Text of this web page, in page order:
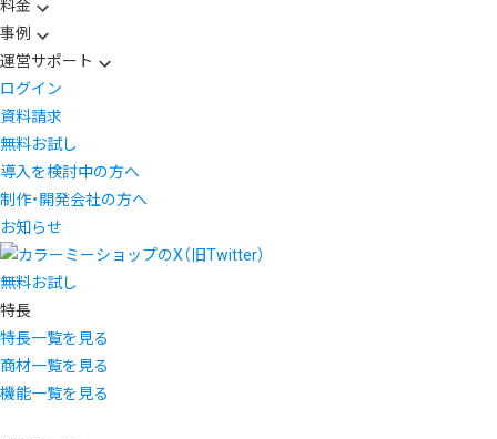
料金
事例
運営サポート
ログイン
資料請求
無料お試し
導入を検討中の方へ
制作・開発会社の方へ
お知らせ
無料お試し
特長
特長一覧を見る
商材一覧を見る
機能一覧を見る